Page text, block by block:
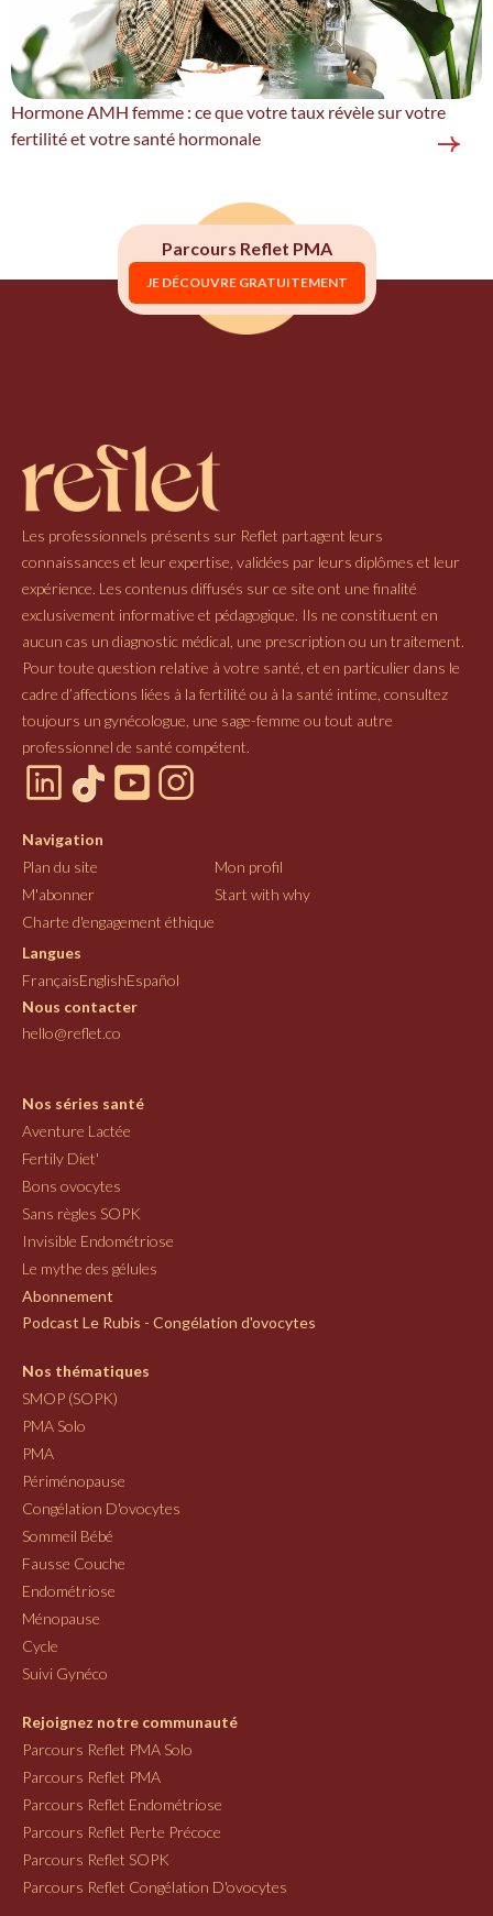
Hormone AMH femme : ce que votre taux révèle sur votre
fertilité et votre santé hormonale
Parcours Reflet PMA
JE DÉCOUVRE GRATUITEMENT
Les professionnels présents sur Reflet partagent leurs
connaissances et leur expertise, validées par leurs diplômes et leur
expérience. Les contenus diffusés sur ce site ont une finalité
exclusivement informative et pédagogique. Ils ne constituent en
aucun cas un diagnostic médical, une prescription ou un traitement.
Pour toute question relative à votre santé, et en particulier dans le
cadre d’affections liées à la fertilité ou à la santé intime, consultez
toujours un gynécologue, une sage-femme ou tout autre
professionnel de santé compétent.
Navigation
Plan du site
Mon profil
M'abonner
Start with why
Charte d'engagement éthique
Langues
FrançaisEnglishEspañol
Nous contacter
hello@reflet.co
Nos séries santé
Aventure Lactée
Fertily Diet'
Bons ovocytes
Sans règles SOPK
Invisible Endométriose
Le mythe des gélules
Abonnement
Podcast Le Rubis - Congélation d'ovocytes
Nos thématiques
SMOP (SOPK)
PMA Solo
PMA
Périménopause
Congélation D'ovocytes
Sommeil Bébé
Fausse Couche
Endométriose
Ménopause
Cycle
Suivi Gynéco
Rejoignez notre communauté
Parcours Reflet PMA Solo
Parcours Reflet PMA
Parcours Reflet Endométriose
Parcours Reflet Perte Précoce
Parcours Reflet SOPK
Parcours Reflet Congélation D'ovocytes